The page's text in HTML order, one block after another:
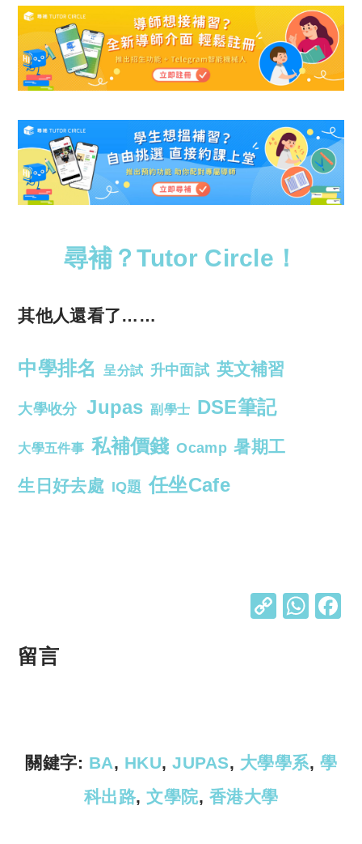
尋補？Tutor Circle！
其他人還看了……
中學排名 呈分試 升中面試 英文補習
大學收分 Jupas 副學士 DSE筆記
大學五件事 私補價錢 Ocamp 暑期工
生日好去處 IQ題 任坐Cafe
C
k
W
p
留言
關鍵字: BA, HKU, JUPAS, 大學學系, 學
科出路, 文學院, 香港大學